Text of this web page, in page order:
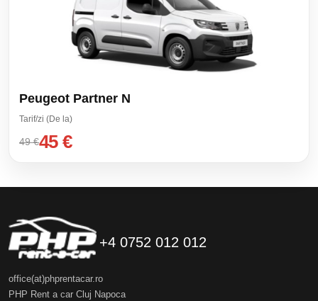
Peugeot Partner N
Tarif/zi (De la)
49 €45 €
+4 0752 012 012
office(at)phprentacar.ro
PHP Rent a car Cluj Napoca